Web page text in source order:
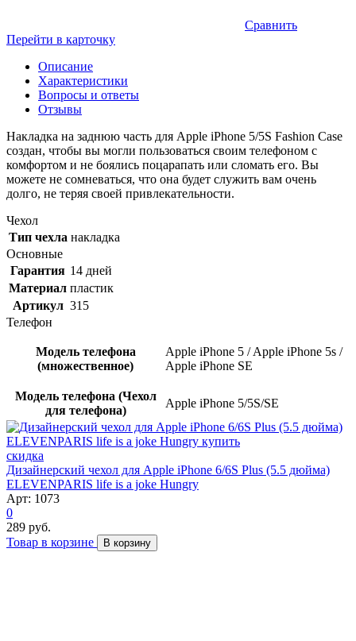
Сравнить
Перейти в карточку
Описание
Характеристики
Вопросы и ответы
Отзывы
Накладка на заднюю часть для Apple iPhone 5/5S Fashion Case
создан, чтобы вы могли пользоваться своим телефоном с
комфортом и не боялись поцарапать или сломать его. Вы
можете не сомневаться, что она будет служить вам очень
долго, не теряя своей привлекательности.
Чехол
Тип чехла накладка
Основные
Гарантия 14 дней
Материал пластик
Артикул 315
Телефон
Модель телефона
(множественное)
Apple iPhone 5 / Apple iPhone 5s /
Apple iPhone SE
Модель телефона (Чехол
для телефона)
Apple iPhone 5/5S/SE
скидка
Дизайнерский чехол для Apple iPhone 6/6S Plus (5.5 дюйма)
ELEVENPARIS life is a joke Hungry
Арт: 1073
0
289 руб.
Товар в корзине
В корзину